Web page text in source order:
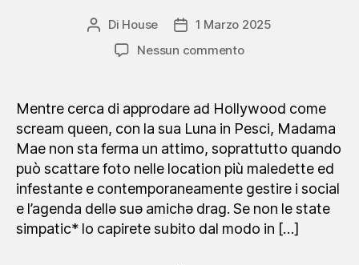
Autore
articolo
Di House
Data
dell'articolo
1 Marzo 2025
Nessun commentosu
Mentre cerca di approdare ad Hollywood come
scream queen, con la sua Luna in Pesci, Madama
Mae non sta ferma un attimo, soprattutto quando
può scattare foto nelle location più maledette ed
infestante e contemporaneamente gestire i social
e l’agenda dellə suə amichə drag. Se non le state
simpatic* lo capirete subito dal modo in […]